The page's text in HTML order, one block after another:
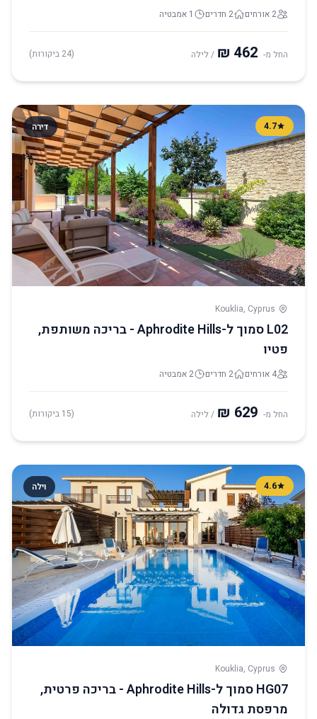
2 אורחים 2 חדרים 1 אמבטיה
החל מ- / לילה (24 ביקורות)
דירה 4.7
Kouklia, Cyprus
L02 סמוך ל-Aphrodite Hills - בריכה משותפת,
פטיו
4 אורחים 2 חדרים 2 אמבטיה
החל מ- / לילה (15 ביקורות)
וילה 4.6
Kouklia, Cyprus
HG07 סמוך ל-Aphrodite Hills - בריכה פרטית,
מרפסת גדולה